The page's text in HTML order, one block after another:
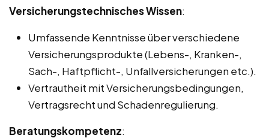
Versicherungstechnisches Wissen:
Umfassende Kenntnisse über verschiedene
Versicherungsprodukte (Lebens-, Kranken-,
Sach-, Haftpflicht-, Unfallversicherungen etc.).
Vertrautheit mit Versicherungsbedingungen,
Vertragsrecht und Schadenregulierung.
Beratungskompetenz: